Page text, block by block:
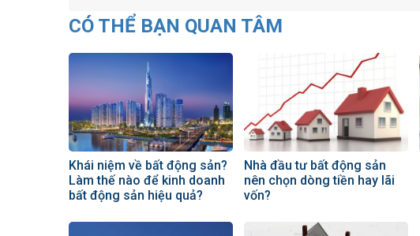
CÓ THỂ BẠN QUAN TÂM
Khái niệm về bất động sản?
Làm thế nào để kinh doanh
bất động sản hiệu quả?
Nhà đầu tư bất động sản
nên chọn dòng tiền hay lãi
vốn?